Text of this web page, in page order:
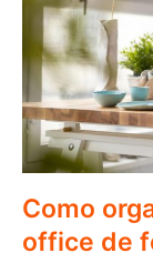
Como
office de